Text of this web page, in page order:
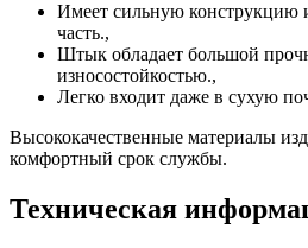
Имеет сильную
часть.,
Штык обладает большой
износостойкостью.,
Легко входит даже в сухую
Высококачественные материалы
комфортный срок службы.
Техническая